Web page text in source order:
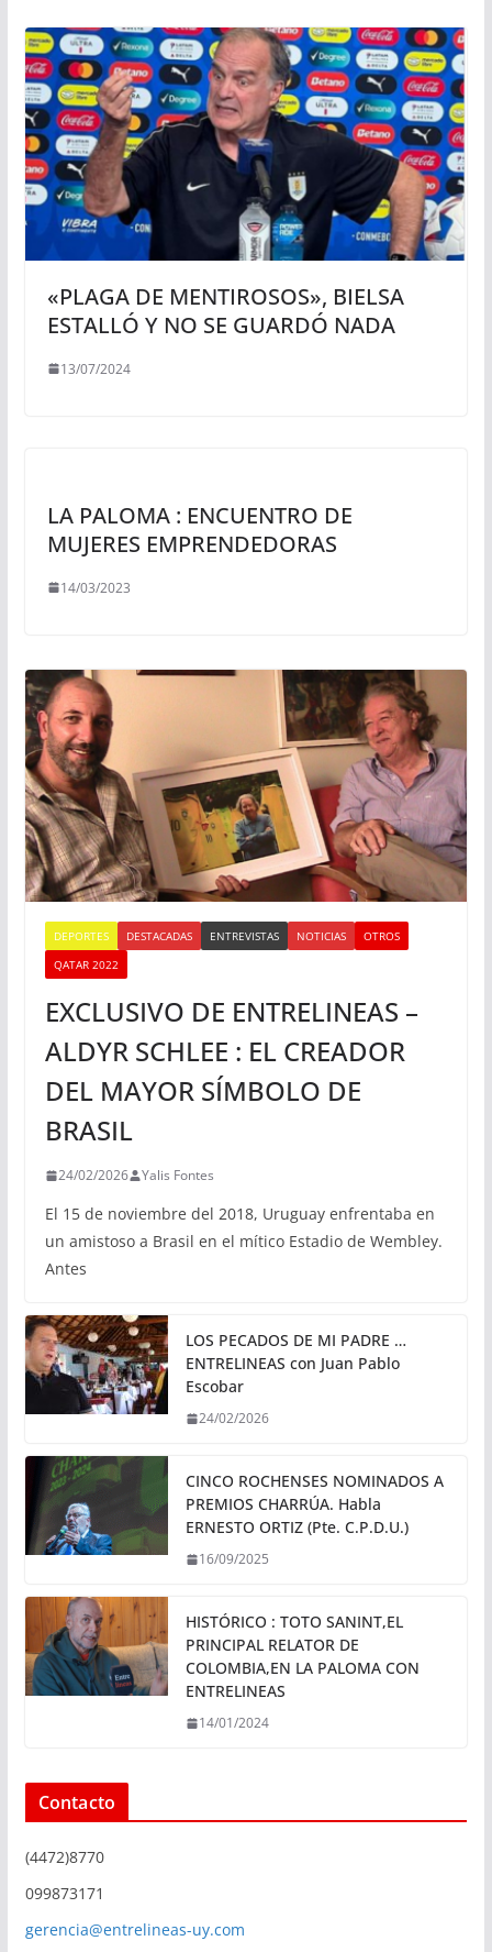
«PLAGA DE MENTIROSOS», BIELSA
ESTALLÓ Y NO SE GUARDÓ NADA
13/07/2024
LA PALOMA : ENCUENTRO DE
MUJERES EMPRENDEDORAS
14/03/2023
DEPORTES DESTACADAS ENTREVISTAS NOTICIAS
OTROS
QATAR 2022
EXCLUSIVO DE ENTRELINEAS –
ALDYR SCHLEE : EL CREADOR
DEL MAYOR SÍMBOLO DE
BRASIL
24/02/2026 Yalis Fontes
El 15 de noviembre del 2018, Uruguay enfrentaba en
un amistoso a Brasil en el mítico Estadio de Wembley.
Antes
LOS PECADOS DE MI PADRE …
ENTRELINEAS con Juan Pablo
Escobar
24/02/2026
CINCO ROCHENSES NOMINADOS A
PREMIOS CHARRÚA. Habla
ERNESTO ORTIZ (Pte. C.P.D.U.)
16/09/2025
HISTÓRICO : TOTO SANINT,EL
PRINCIPAL RELATOR DE
COLOMBIA,EN LA PALOMA CON
ENTRELINEAS
14/01/2024
Contacto
(4472)8770
099873171
gerencia@entrelineas-uy.com